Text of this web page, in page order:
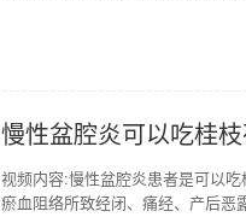
慢性盆腔炎可以吃桂
视频内容:慢性盆腔炎患者是可以
瘀血阻络所致经闭、痛经、产后恶